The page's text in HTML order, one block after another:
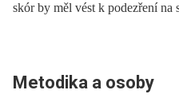
skór by měl vést k podezření na
Metodika a osoby